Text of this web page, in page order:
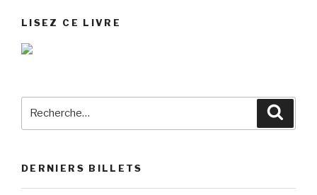
LISEZ CE LIVRE
DERNIERS BILLETS